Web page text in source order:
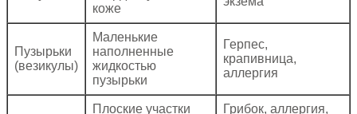
коже
Пузырьки
(везикулы)
Маленькие
наполненные
жидкостью
пузырьки
Герпес,
крапивница,
аллергия
Плоские участки
Грибок, аллергия,